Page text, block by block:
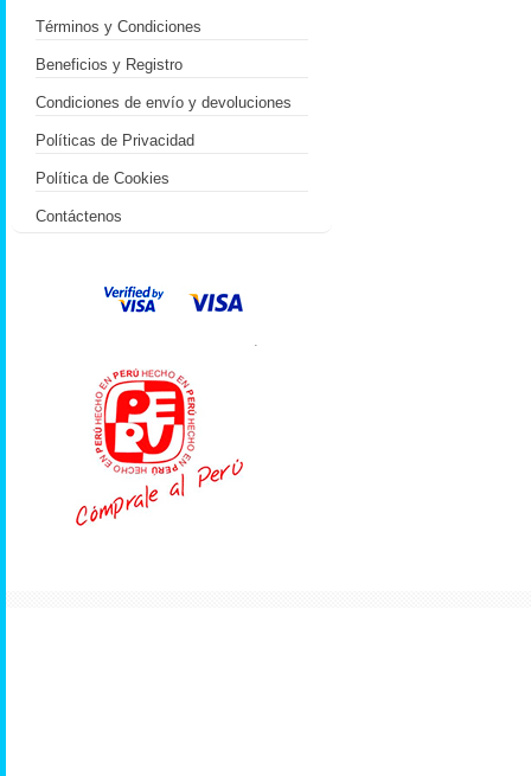
Términos y Condiciones
Beneficios y Registro
Condiciones de envío y devoluciones
Políticas de Privacidad
Política de Cookies
Contáctenos
.